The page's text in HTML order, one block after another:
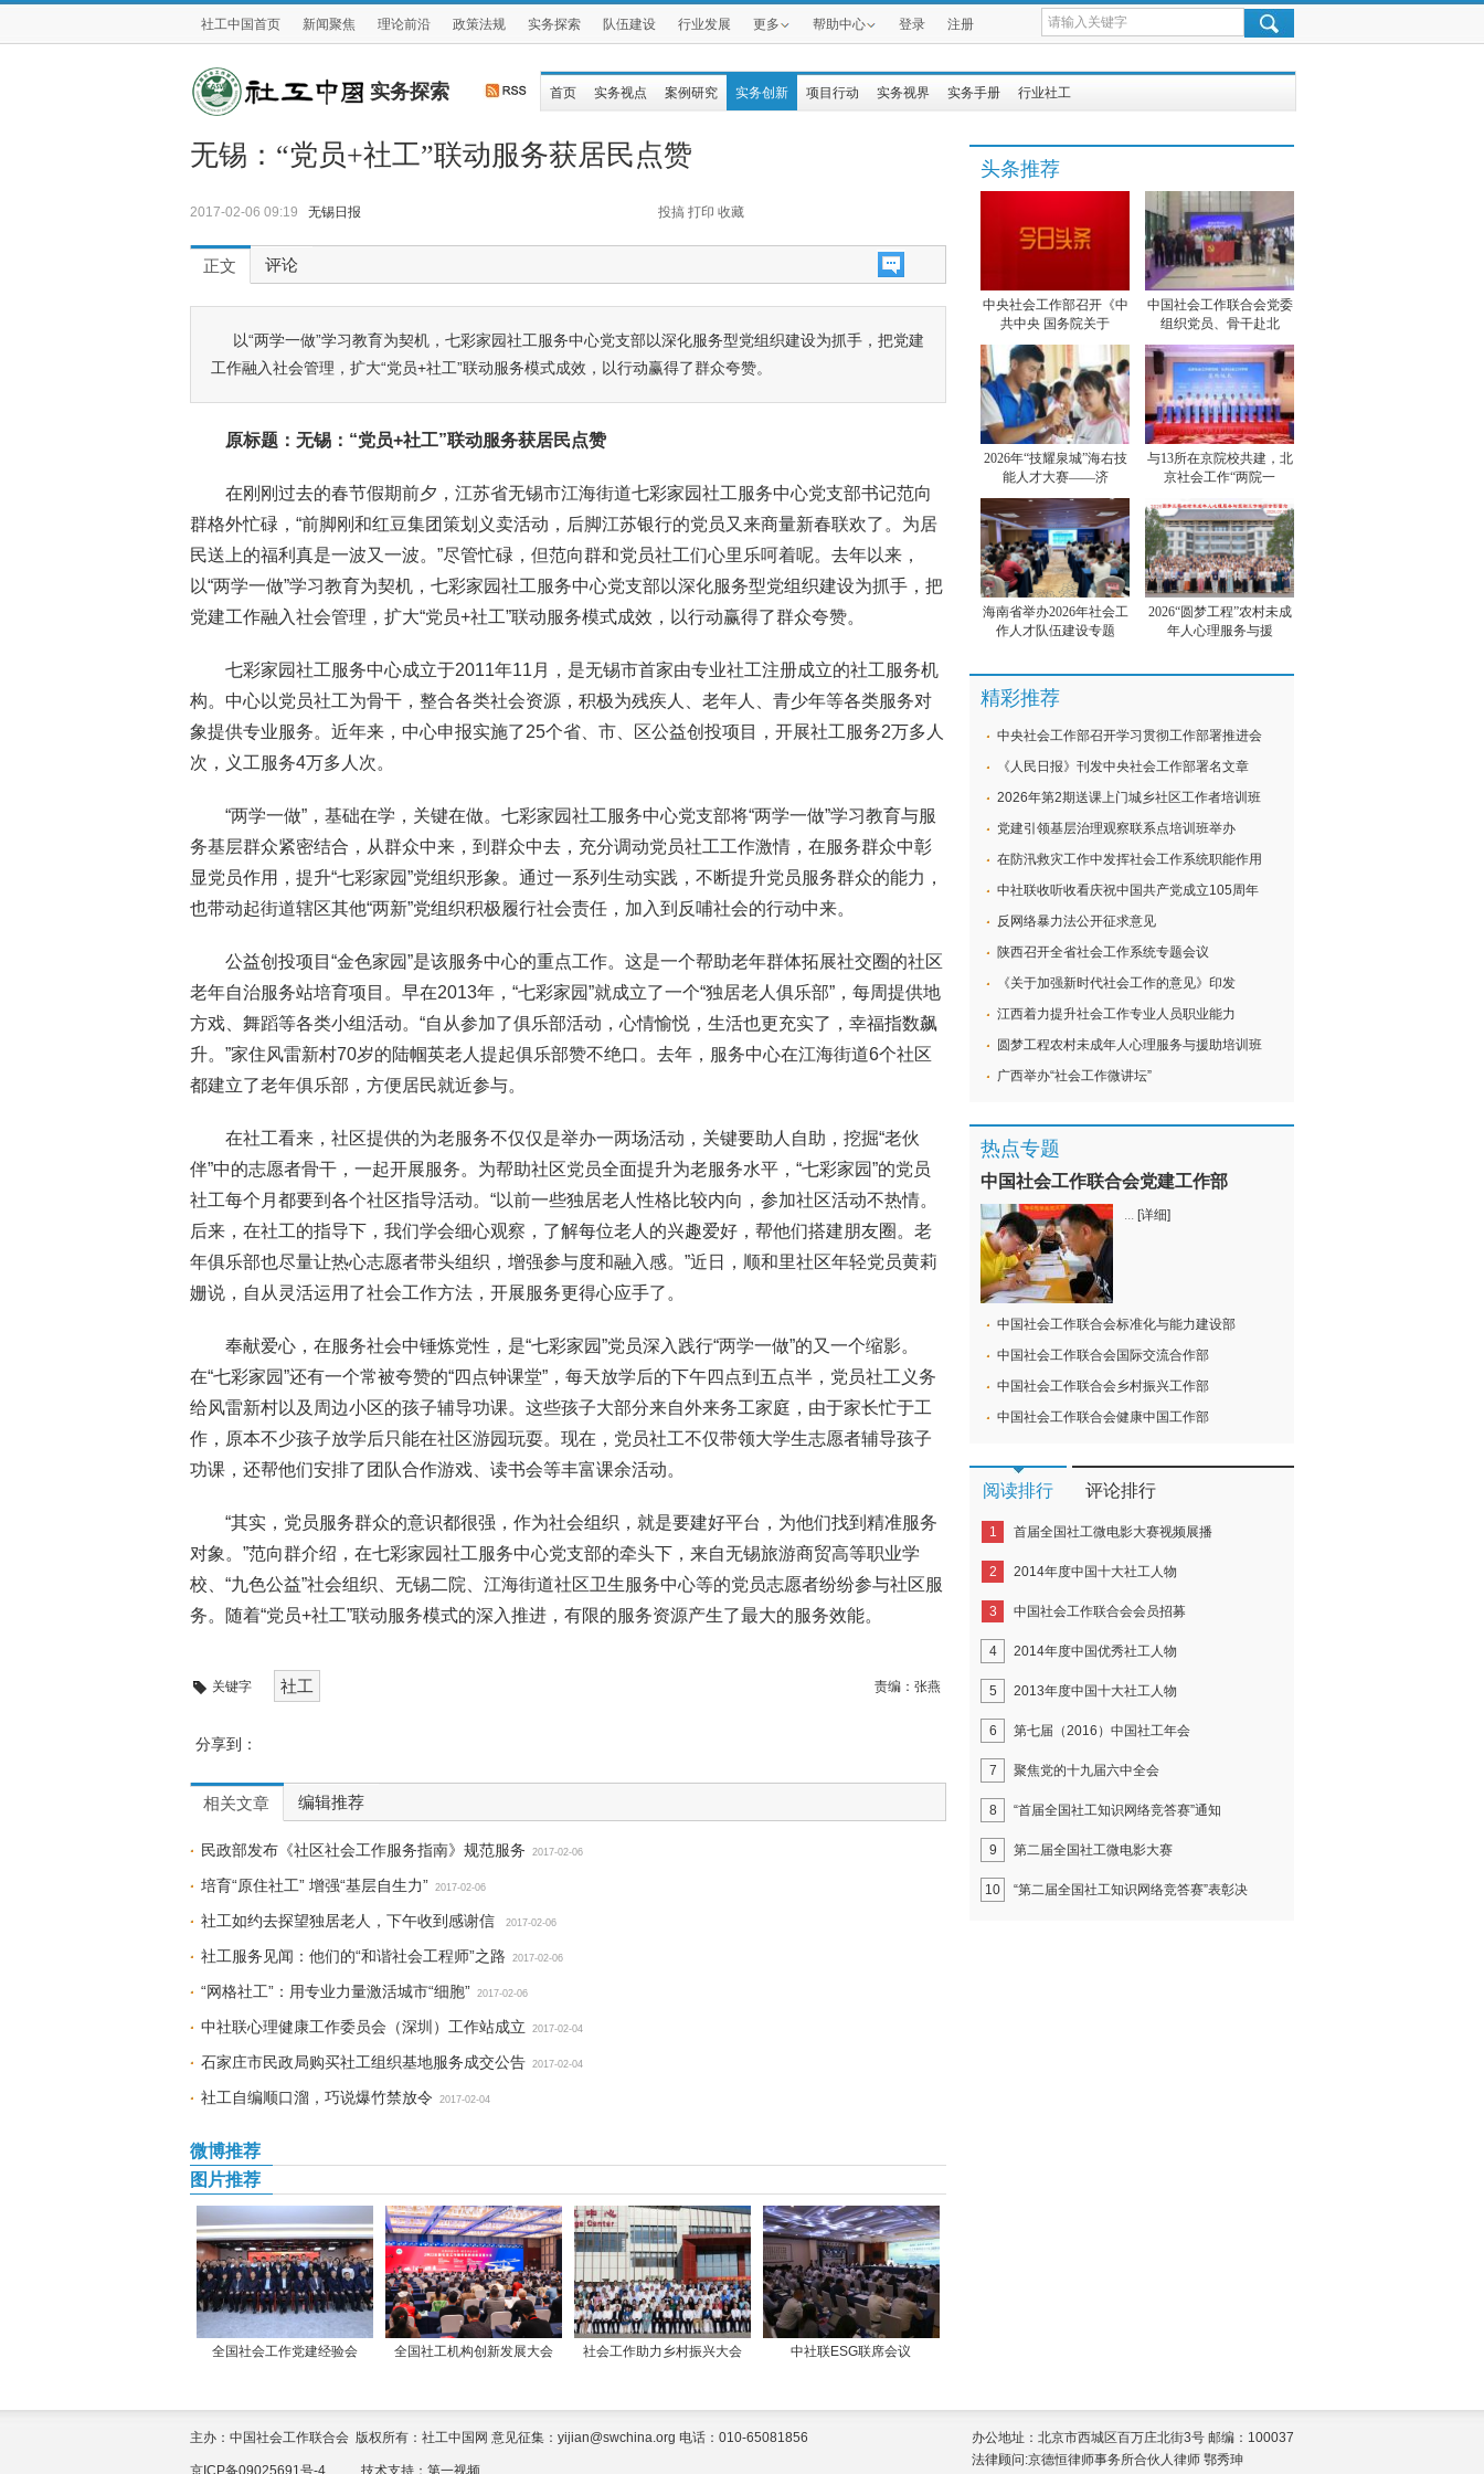
社工中国首页 新闻聚焦 理论前沿 政策法规 实务探索 队伍建设 行业发展 更多 帮助中心 登录 注册
实务探索 首页 实务视点 案例研究 实务创新 项目行动 实务视界 实务手册 行业社工
无锡：“党员+社工”联动服务获居民点赞
2017-02-06 09:19 无锡日报 投搞 打印 收藏
正文 评论
以“两学一做”学习教育为契机，七彩家园社工服务中心党支部以深化服务型党组织建设为抓手，把党建
工作融入社会管理，扩大“党员+社工”联动服务模式成效，以行动赢得了群众夸赞。
原标题：无锡：“党员+社工”联动服务获居民点赞
在刚刚过去的春节假期前夕，江苏省无锡市江海街道七彩家园社工服务中心党支部书记范向
群格外忙碌，“前脚刚和红豆集团策划义卖活动，后脚江苏银行的党员又来商量新春联欢了。为居
民送上的福利真是一波又一波。”尽管忙碌，但范向群和党员社工们心里乐呵着呢。去年以来，
以“两学一做”学习教育为契机，七彩家园社工服务中心党支部以深化服务型党组织建设为抓手，把
党建工作融入社会管理，扩大“党员+社工”联动服务模式成效，以行动赢得了群众夸赞。
七彩家园社工服务中心成立于2011年11月，是无锡市首家由专业社工注册成立的社工服务机
构。中心以党员社工为骨干，整合各类社会资源，积极为残疾人、老年人、青少年等各类服务对
象提供专业服务。近年来，中心申报实施了25个省、市、区公益创投项目，开展社工服务2万多人
次，义工服务4万多人次。
“两学一做”，基础在学，关键在做。七彩家园社工服务中心党支部将“两学一做”学习教育与服
务基层群众紧密结合，从群众中来，到群众中去，充分调动党员社工工作激情，在服务群众中彰
显党员作用，提升“七彩家园”党组织形象。通过一系列生动实践，不断提升党员服务群众的能力，
也带动起街道辖区其他“两新”党组织积极履行社会责任，加入到反哺社会的行动中来。
公益创投项目“金色家园”是该服务中心的重点工作。这是一个帮助老年群体拓展社交圈的社区
老年自治服务站培育项目。早在2013年，“七彩家园”就成立了一个“独居老人俱乐部”，每周提供地
方戏、舞蹈等各类小组活动。“自从参加了俱乐部活动，心情愉悦，生活也更充实了，幸福指数飙
升。”家住风雷新村70岁的陆帼英老人提起俱乐部赞不绝口。去年，服务中心在江海街道6个社区
都建立了老年俱乐部，方便居民就近参与。
在社工看来，社区提供的为老服务不仅仅是举办一两场活动，关键要助人自助，挖掘“老伙
伴”中的志愿者骨干，一起开展服务。为帮助社区党员全面提升为老服务水平，“七彩家园”的党员
社工每个月都要到各个社区指导活动。“以前一些独居老人性格比较内向，参加社区活动不热情。
后来，在社工的指导下，我们学会细心观察，了解每位老人的兴趣爱好，帮他们搭建朋友圈。老
年俱乐部也尽量让热心志愿者带头组织，增强参与度和融入感。”近日，顺和里社区年轻党员黄莉
姗说，自从灵活运用了社会工作方法，开展服务更得心应手了。
奉献爱心，在服务社会中锤炼党性，是“七彩家园”党员深入践行“两学一做”的又一个缩影。
在“七彩家园”还有一个常被夸赞的“四点钟课堂”，每天放学后的下午四点到五点半，党员社工义务
给风雷新村以及周边小区的孩子辅导功课。这些孩子大部分来自外来务工家庭，由于家长忙于工
作，原本不少孩子放学后只能在社区游园玩耍。现在，党员社工不仅带领大学生志愿者辅导孩子
功课，还帮他们安排了团队合作游戏、读书会等丰富课余活动。
“其实，党员服务群众的意识都很强，作为社会组织，就是要建好平台，为他们找到精准服务
对象。”范向群介绍，在七彩家园社工服务中心党支部的牵头下，来自无锡旅游商贸高等职业学
校、“九色公益”社会组织、无锡二院、江海街道社区卫生服务中心等的党员志愿者纷纷参与社区服
务。随着“党员+社工”联动服务模式的深入推进，有限的服务资源产生了最大的服务效能。
关键字 社工 责编： 张燕
分享到：
相关文章 编辑推荐
民政部发布《社区社会工作服务指南》规范服务 2017-02-06
培育“原住社工” 增强“基层自生力” 2017-02-06
社工如约去探望独居老人，下午收到感谢信 2017-02-06
社工服务见闻：他们的“和谐社会工程师”之路 2017-02-06
“网格社工”：用专业力量激活城市“细胞” 2017-02-06
中社联心理健康工作委员会（深圳）工作站成立 2017-02-04
石家庄市民政局购买社工组织基地服务成交公告 2017-02-04
社工自编顺口溜，巧说爆竹禁放令 2017-02-04
微博推荐
图片推荐
全国社会工作党建经验会 全国社工机构创新发展大会 社会工作助力乡村振兴大会 中社联ESG联席会议
头条推荐
中央社会工作部召开《中
共中央 国务院关于
中国社会工作联合会党委
组织党员、骨干赴北
2026年“技耀泉城”海右技
能人才大赛——济
与13所在京院校共建，北
京社会工作“两院一
海南省举办2026年社会工
作人才队伍建设专题
2026“圆梦工程”农村未成
年人心理服务与援
精彩推荐
中央社会工作部召开学习贯彻工作部署推进会
《人民日报》刊发中央社会工作部署名文章
2026年第2期送课上门城乡社区工作者培训班
党建引领基层治理观察联系点培训班举办
在防汛救灾工作中发挥社会工作系统职能作用
中社联收听收看庆祝中国共产党成立105周年
反网络暴力法公开征求意见
陕西召开全省社会工作系统专题会议
《关于加强新时代社会工作的意见》印发
江西着力提升社会工作专业人员职业能力
圆梦工程农村未成年人心理服务与援助培训班
广西举办“社会工作微讲坛”
热点专题
中国社会工作联合会党建工作部
... [详细]
中国社会工作联合会标准化与能力建设部
中国社会工作联合会国际交流合作部
中国社会工作联合会乡村振兴工作部
中国社会工作联合会健康中国工作部
阅读排行 评论排行
1 首届全国社工微电影大赛视频展播
2 2014年度中国十大社工人物
3 中国社会工作联合会会员招募
4 2014年度中国优秀社工人物
5 2013年度中国十大社工人物
6 第七届（2016）中国社工年会
7 聚焦党的十九届六中全会
8 “首届全国社工知识网络竞答赛”通知
9 第二届全国社工微电影大赛
10 “第二届全国社工知识网络竞答赛”表彰决
主办：中国社会工作联合会 版权所有：社工中国网 意见征集：yijian@swchina.org 电话：010-65081856
京ICP备09025691号-4 技术支持： 第一视频
办公地址：北京市西城区百万庄北街3号 邮编：100037
法律顾问:京德恒律师事务所合伙人律师 鄂秀珅